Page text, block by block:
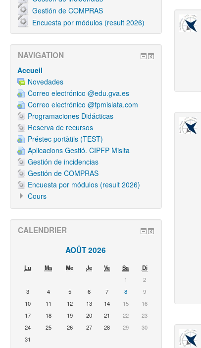
Gestión de COMPRAS
Encuesta por módulos (result 2026)
NAVIGATION
Accueil
Novedades
Correo electrónico @edu.gva.es
Correo electrónico @fpmislata.com
Programaciones Didácticas
Reserva de recursos
Préstec portàtils (TEST)
Aplicacions Gestió. CIPFP Mislta
Gestión de incidencias
Gestión de COMPRAS
Encuesta por módulos (result 2026)
Cours
CALENDRIER
AOÛT 2026
Lu Ma Me Je Ve Sa
Di
1
2
3
4 5 6 7 8
9
10
11 12 13 14 15
16
17
18 19 20 21 22
23
24
25 26 27 28 29
30
31